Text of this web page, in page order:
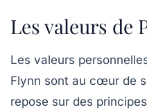
Les valeurs de
Les valeurs
Flynn sont au cœur de
repose sur des